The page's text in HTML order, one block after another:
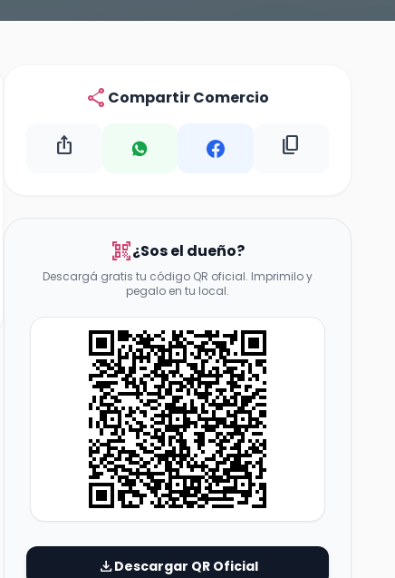
share Compartir Comercio
ios_share content_copy
qr_code_scanner¿Sos el dueño?
Descargá gratis tu código QR oficial. Imprimilo y
pegalo en tu local.
downloadDescargar QR Oficial